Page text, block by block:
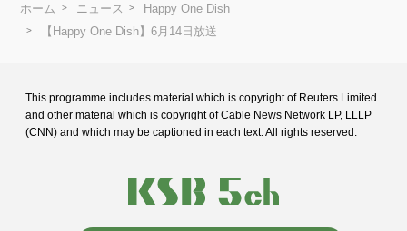
ホーム ニュース
Happy One Dish
【Happy One Dish】6月14日放送
This programme includes material which is copyright of Reuters Limited
and other material which is copyright of Cable News Network LP, LLLP
(CNN) and which may be captioned in each text. All rights reserved.